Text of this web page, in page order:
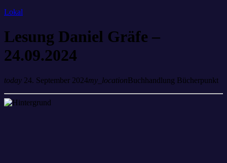
Lokal
Lesung Daniel Gräfe –
24.09.2024
today 24. September 2024my_locationBuchhandlung Bücherpunkt